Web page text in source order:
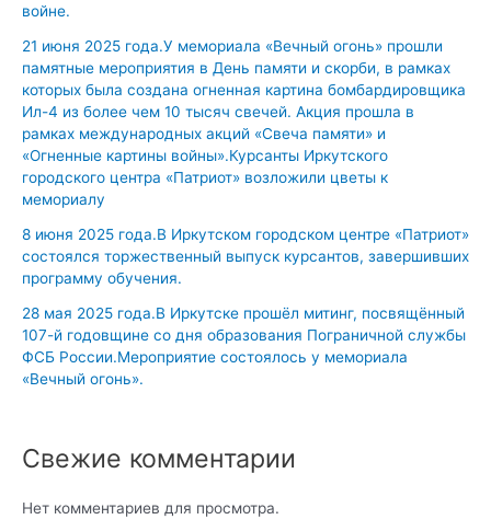
войне.
21 июня 2025 года.У мемориала «Вечный огонь» прошли
памятные мероприятия в День памяти и скорби, в рамках
которых была создана огненная картина бомбардировщика
Ил-4 из более чем 10 тысяч свечей. Акция прошла в
рамках международных акций «Свеча памяти» и
«Огненные картины войны».Курсанты Иркутского
городского центра «Патриот» возложили цветы к
мемориалу
8 июня 2025 года.В Иркутском городском центре «Патриот»
состоялся торжественный выпуск курсантов, завершивших
программу обучения.
28 мая 2025 года.В Иркутске прошёл митинг, посвящённый
107-й годовщине со дня образования Пограничной службы
ФСБ России.Мероприятие состоялось у мемориала
«Вечный огонь».
Свежие комментарии
Нет комментариев для просмотра.